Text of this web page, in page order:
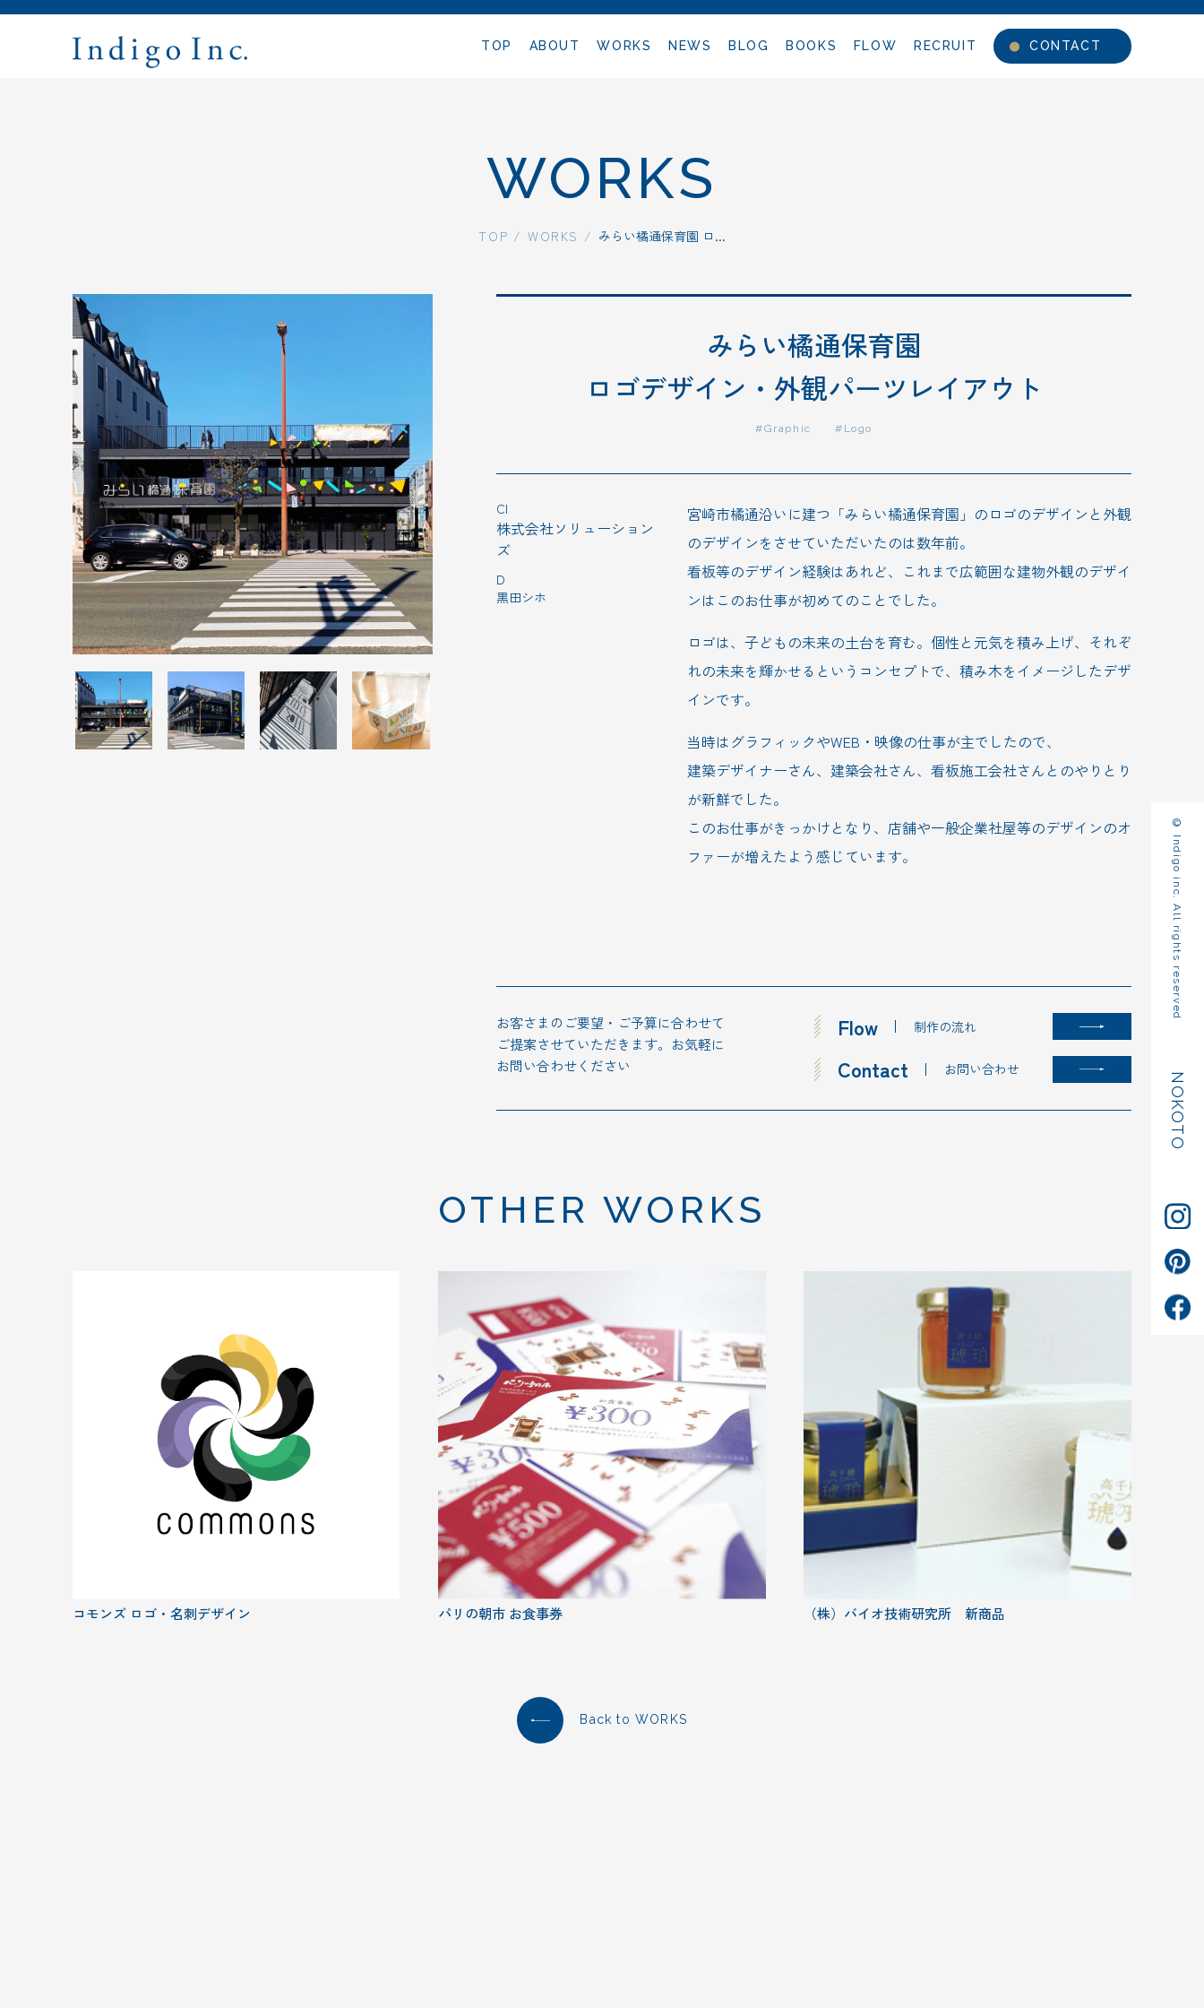
TOP ABOUT WORKS NEWS BLOG BOOKS FLOW RECRUIT CONTACT
© Indigo inc. All rights reserved
NOKOTO
WORKS
WORKS
TOP / WORKS / みらい橘通保育園 ロ...
みらい橘通保育園
ロゴデザイン・外観パーツレイアウト
#Graphic #Logo
Cl
株式会社ソリューション
ズ
D
黒田シホ
宮崎市橘通沿いに建つ「みらい橘通保育園」のロゴのデザインと外観
のデザインをさせていただいたのは数年前。
看板等のデザイン経験はあれど、これまで広範囲な建物外観のデザイ
ンはこのお仕事が初めてのことでした。
ロゴは、子どもの未来の土台を育む。個性と元気を積み上げ、それぞ
れの未来を輝かせるというコンセプトで、積み木をイメージしたデザ
インです。
当時はグラフィックやWEB・映像の仕事が主でしたので、
建築デザイナーさん、建築会社さん、看板施工会社さんとのやりとり
が新鮮でした。
このお仕事がきっかけとなり、店舗や一般企業社屋等のデザインのオ
ファーが増えたよう感じています。
お客さまのご要望・ご予算に合わせて
ご提案させていただきます。お気軽に
お問い合わせください
Flow 制作の流れ
Contact お問い合わせ
OTHER WORKS
コモンズ ロゴ・名刺デザイン パリの朝市 お食事券 （株）バイオ技術研究所 新商品
Back to WORKS